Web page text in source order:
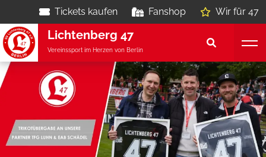
Tickets kaufen Fanshop Wir für 47
Lichtenberg 47
Vereinssport im Herzen von Berlin